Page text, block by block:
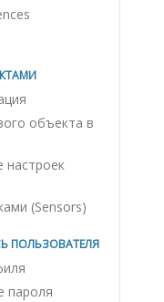
объекта в
настроек
(Sensors)
ПОЛЬЗОВАТЕЛЯ
пароля